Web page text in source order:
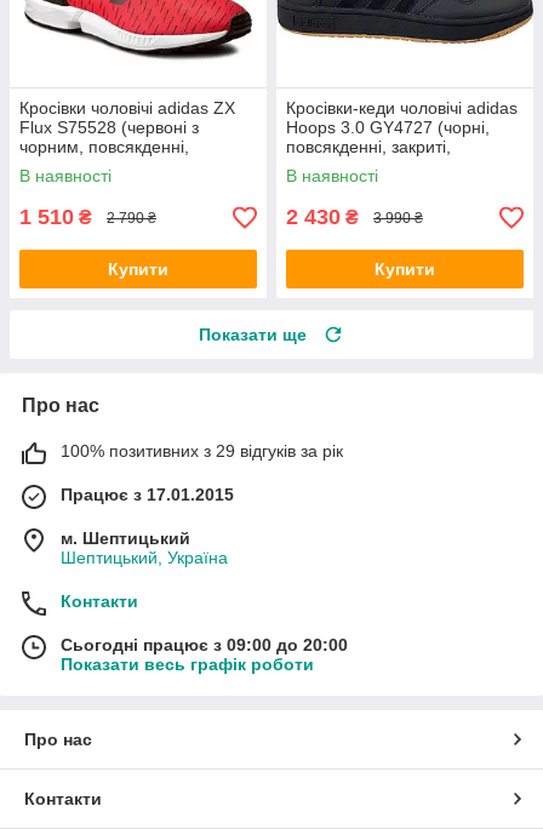
Кросівки чоловічі adidas ZX
Flux S75528 (червоні з
чорним, повсякденні,
текстильний верх, бренд
адідас)
В наявності
1 510 ₴ 2 790 ₴
Купити
Кросівки-кеди чоловічі adidas
Hoops 3.0 GY4727 (чорні,
повсякденні, закриті,
круглорічні, бренд адідас)
В наявності
2 430 ₴ 3 990 ₴
Купити
Показати ще
Про нас
100% позитивних з 29 відгуків за рік
Працює з 17.01.2015
м. Шептицький
Шептицький, Україна
Контакти
Сьогодні працює з 09:00 до 20:00
Показати весь графік роботи
Про нас
Контакти